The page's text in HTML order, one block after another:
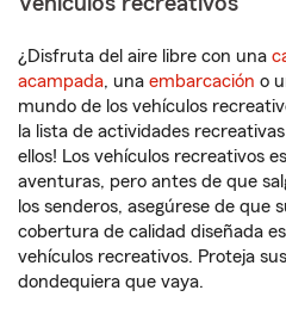
¿Disfruta del aire libre con una
acampada, una embarcación o
mundo de los vehículos
la lista de actividades
ellos! Los vehículos recreativos
aventuras, pero antes de que
los senderos, asegúrese de que
cobertura de calidad diseñada
vehículos recreativos. Proteja
dondequiera que vaya.